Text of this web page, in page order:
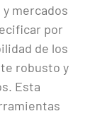
mercados
por
de los
robusto y
Esta